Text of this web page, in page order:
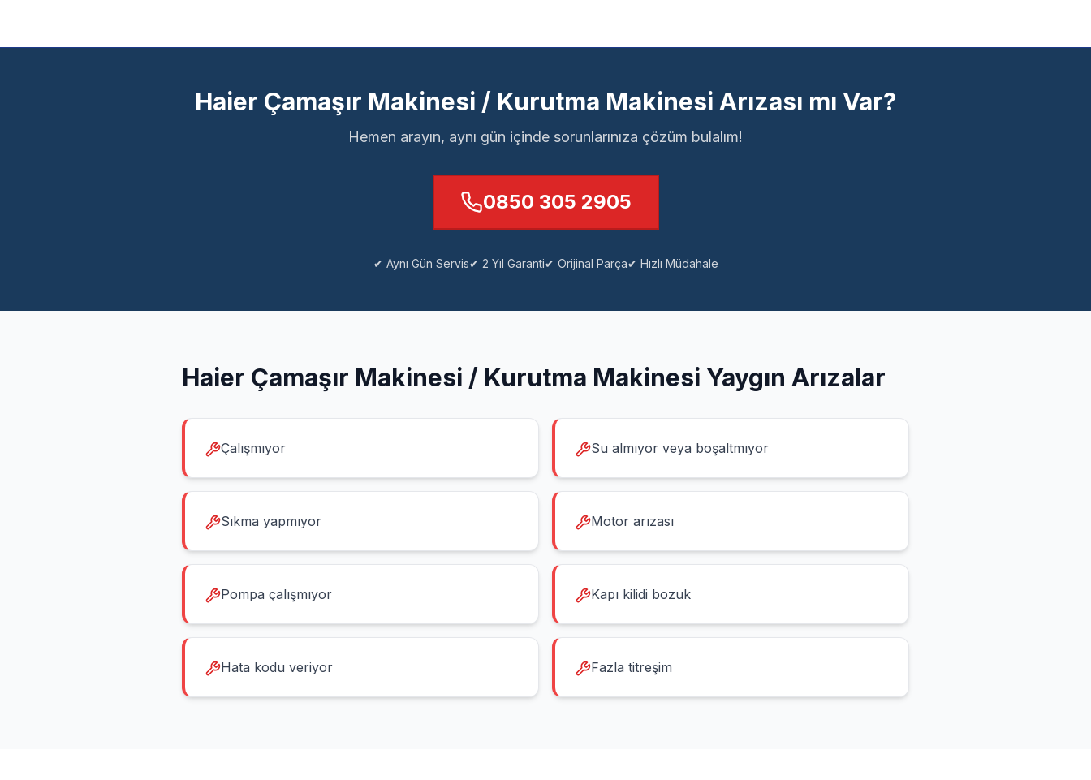
Haier Çamaşır Makinesi / Kurutma Makinesi Arızası mı Var?
Hemen arayın, aynı gün içinde sorunlarınıza çözüm bulalım!
0850 305 2905
✔ Aynı Gün Servis✔ 2 Yıl Garanti✔ Orijinal Parça✔ Hızlı Müdahale
Haier Çamaşır Makinesi / Kurutma Makinesi Yaygın Arızalar
Çalışmıyor Su almıyor veya boşaltmıyor
Sıkma yapmıyor Motor arızası
Pompa çalışmıyor Kapı kilidi bozuk
Hata kodu veriyor Fazla titreşim